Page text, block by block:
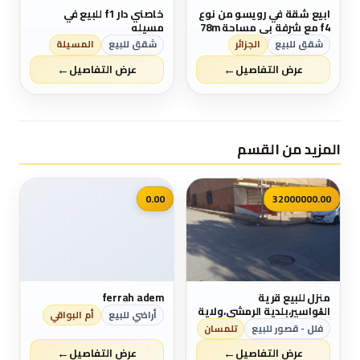
ابيع شقة في رويسو من نوع
f4 مع شرفة بي مساحة 78m
في الطابق السادس لها
مدخلين لي العمارة كل شيء
متوفر قرب المكان وجميع
وسائل النقل ميترو الترام
شقق للبيع الجزائر
عرض التفاصيل←
خاصني دار f1 للبيع في
مسيله
شقق للبيع المسيلة
عرض التفاصيل←
المزيد من القسم
32000000.00
منزل للبيع قرية
الڨواسير،بلدية الرمشي،ولاية
تلمسان
فلل - قصور للبيع تلمسان
عرض التفاصيل←
📷
0.00
ferrah adem
أراضي للبيع أم البواقي
عرض التفاصيل←